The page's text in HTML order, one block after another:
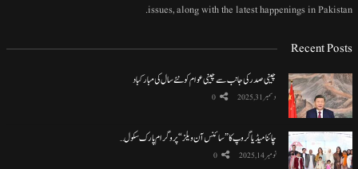
issues, along with the latest happenings in Pakistan.
Recent Posts
چینی صدر کی جانب سے چینی عوام کو نئے سال کی مبارکباد
دسمبر 31, 2025 0
چائنا میڈیا گروپ کا ”سائنس آن ویلز“ پروگرام پارک سکول…
نومبر 14, 2025 0